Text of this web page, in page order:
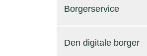
Borgerservice
Den digitale borger